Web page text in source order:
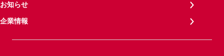
お知らせ
企業情報